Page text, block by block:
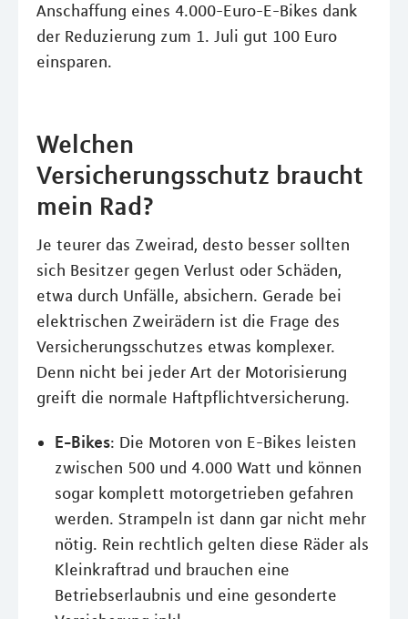
Anschaffung eines 4.000-Euro-E-Bikes dank
der Reduzierung zum 1. Juli gut 100 Euro
einsparen.
Welchen
Versicherungsschutz braucht
mein Rad?
Je teurer das Zweirad, desto besser sollten
sich Besitzer gegen Verlust oder Schäden,
etwa durch Unfälle, absichern. Gerade bei
elektrischen Zweirädern ist die Frage des
Versicherungsschutzes etwas komplexer.
Denn nicht bei jeder Art der Motorisierung
greift die normale Haftpflichtversicherung.
E-Bikes: Die Motoren von E-Bikes leisten
zwischen 500 und 4.000 Watt und können
sogar komplett motorgetrieben gefahren
werden. Strampeln ist dann gar nicht mehr
nötig. Rein rechtlich gelten diese Räder als
Kleinkraftrad und brauchen eine
Betriebserlaubnis und eine gesonderte